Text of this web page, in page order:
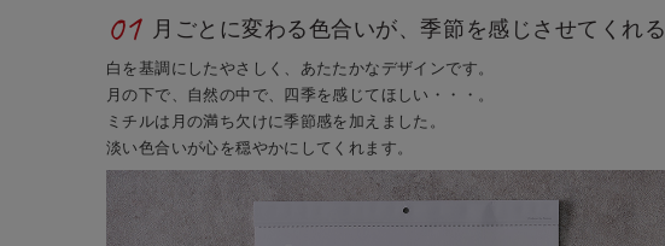
01 月ごとに変わる色合いが、季節を感じさせてくれる
白を基調にしたやさしく、あたたかなデザインです。
月の下で、自然の中で、四季を感じてほしい・・・。
ミチルは月の満ち欠けに季節感を加えました。
淡い色合いが心を穏やかにしてくれます。